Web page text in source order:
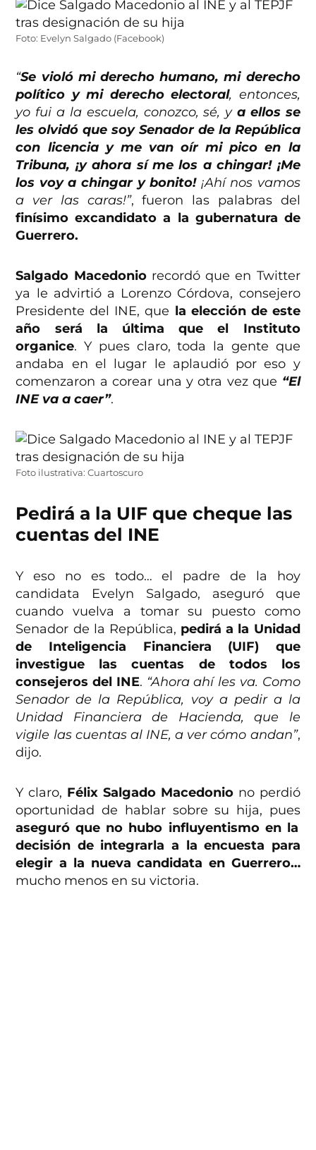
Foto: Evelyn Salgado (Facebook)
“Se violó mi derecho humano, mi derecho
político y mi derecho electoral, entonces,
yo fui a la escuela, conozco, sé, y a ellos se
les olvidó que soy Senador de la República
con licencia y me van oír mi pico en la
Tribuna, ¡y ahora sí me los a chingar! ¡Me
los voy a chingar y bonito!¡Ahí nos vamos
a ver las caras!”, fueron las palabras del
finísimo excandidato a la gubernatura de
Guerrero.
Salgado Macedoniorecordó que en Twitter
ya le advirtió a Lorenzo Córdova, consejero
Presidente del INE, que la elección de este
año será la última que el Instituto
organice. Y pues claro, toda la gente que
andaba en el lugar le aplaudió por eso y
comenzaron a corear una y otra vez que “El
INE va a caer”.
Foto ilustrativa: Cuartoscuro
Pedirá a la UIF que cheque las
cuentas del INE
Y eso no es todo… el padre de la hoy
candidata Evelyn Salgado, aseguró que
cuando vuelva a tomar su puesto como
Senador de la República, pedirá a la Unidad
de Inteligencia Financiera (UIF) que
investigue las cuentas de todos los
consejeros del INE. “Ahora ahí les va. Como
Senador de la República, voy a pedir a la
Unidad Financiera de Hacienda, que le
vigile las cuentas al INE, a ver cómo andan”,
dijo.
Y claro, Félix Salgado Macedoniono perdió
oportunidad de hablar sobre su hija, pues
aseguró que no hubo influyentismo en la
decisión de integrarla a la encuesta para
elegir a la nueva candidata en Guerrero…
mucho menos en su victoria.